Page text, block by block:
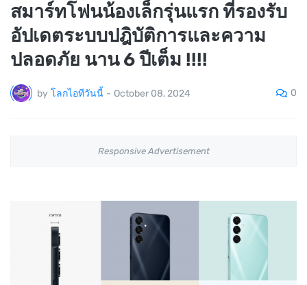
สมาร์ทโฟนน้องเล็กรุ่นแรก ที่รองรับ
อัปเดตระบบปฎิบัติการและความ
ปลอดภัย นาน 6 ปีเต็ม !!!!
by โลกไอทีวันนี้ - October 08, 2024 0
Responsive Advertisement